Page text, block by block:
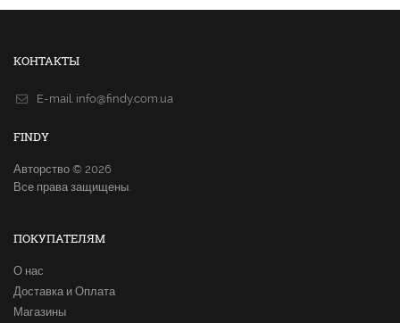
КОНТАКТЫ
E-mail. info@findy.com.ua
FINDY
Авторство © 2026
Все права защищены.
ПОКУПАТЕЛЯМ
О нас
Доставка и Оплата
Магазины